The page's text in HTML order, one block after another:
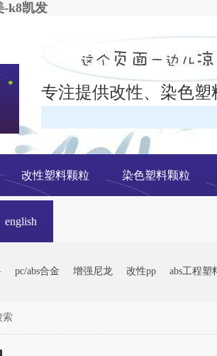
-k8凯发
颗粒生产厂家---- 青岛中新华美塑料有限公司
专注提供改性、染色
改性塑料颗粒 染色塑料颗粒
english
pc/abs合金 增强尼龙 改性pp abs工程塑
索